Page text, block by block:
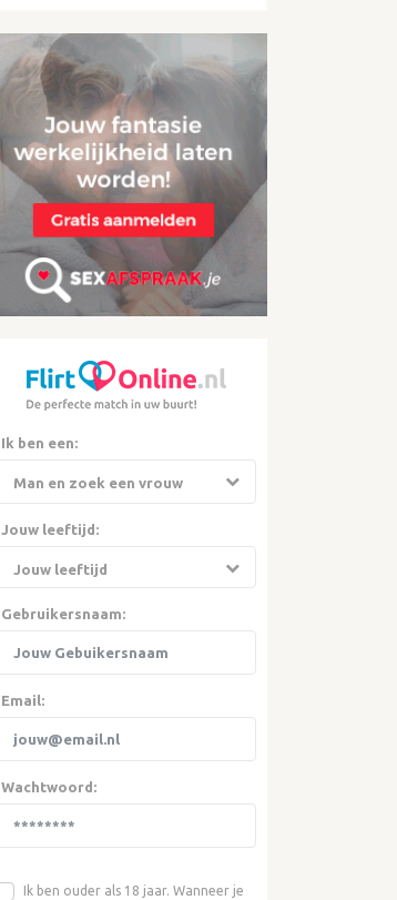
Ik ben een:
Jouw leeftijd:
Gebruikersnaam:
Email:
Wachtwoord:
Ik ben ouder als 18 jaar. Wanneer je